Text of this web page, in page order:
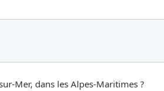
Mer, dans les Alpes-Maritimes ?